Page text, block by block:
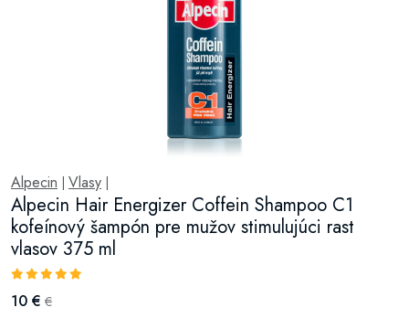
Alpecin Vlasy
Alpecin Hair Energizer Coffein Shampoo C1
kofeínový šampón pre mužov stimulujúci rast
vlasov 375 ml
10 € €